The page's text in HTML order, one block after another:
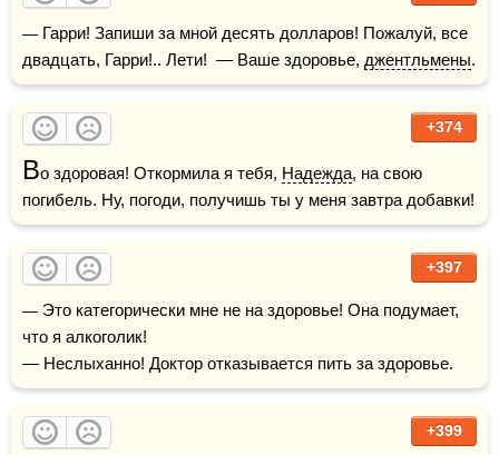
— Гарри! Запиши за мной десять долларов! Пожалуй, все
двадцать, Гарри!.. Лети!  — Ваше здоровье, джентльмены.
+374
Во здоровая! Откормила я тебя, Надежда, на свою
погибель. Ну, погоди, получишь ты у меня завтра добавки!
+397
— Это категорически мне не на здоровье! Она подумает,
что я алкоголик!
— Неслыханно! Доктор отказывается пить за здоровье.
+399